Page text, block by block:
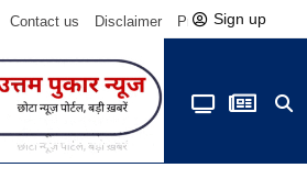
Contact us Disclaimer Privacy Policy
Sign up